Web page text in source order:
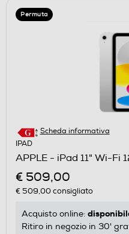
Permuta
Scheda informativa
IPAD
APPLE - iPad 11" Wi-Fi
€ 509,00
€ 509,00consigliato
Acquisto online:
Ritiro in negozio in 30'